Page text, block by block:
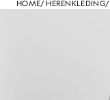
HOME/ HERENKLEDING/